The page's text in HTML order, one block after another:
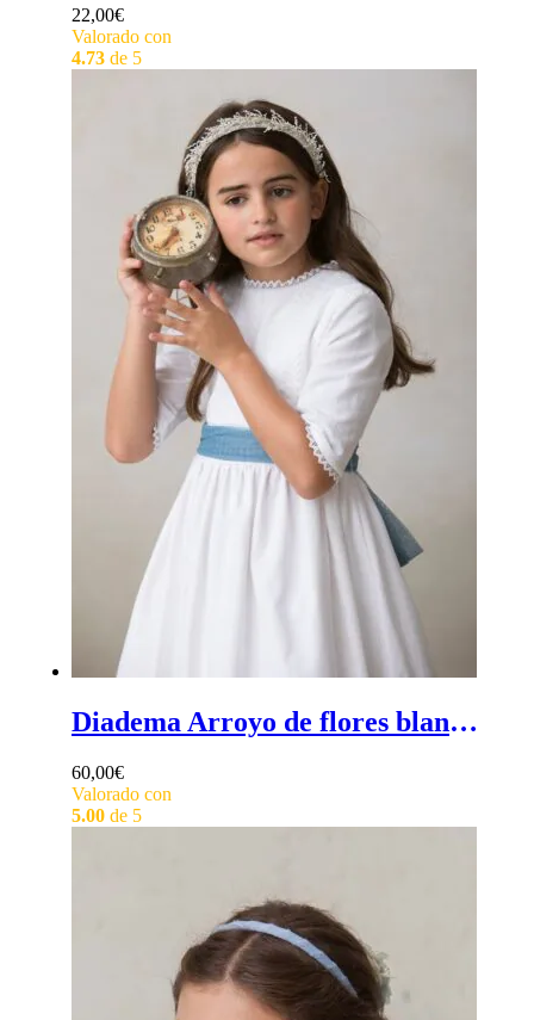
22,00€
Valorado con
4.73de 5
Diadema Arroyo de flores blancas - Diadema de ceremonia de flores blancas para niña
60,00€
Valorado con
5.00de 5